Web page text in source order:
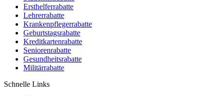
Ersthelferrabatte
Lehrerrabatte
Krankenpflegerrabatte
Geburtstagsrabatte
Kreditkartenrabatte
Seniorenrabatte
Gesundheitsrabatte
Militärrabatte
Schnelle Links